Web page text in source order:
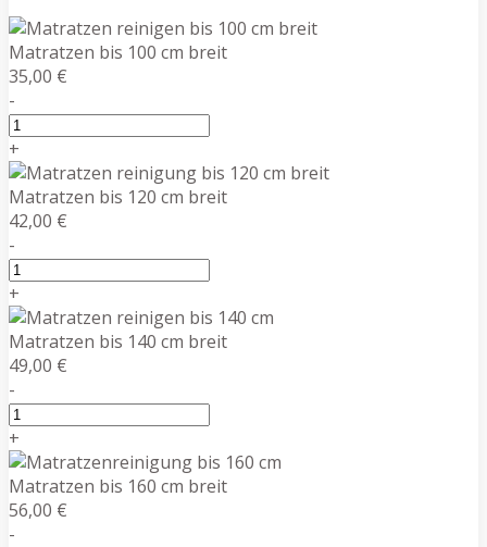
Matratzen bis 100 cm breit
35,00 €
-
+
Matratzen bis 120 cm breit
42,00 €
-
+
Matratzen bis 140 cm breit
49,00 €
-
+
Matratzen bis 160 cm breit
56,00 €
-